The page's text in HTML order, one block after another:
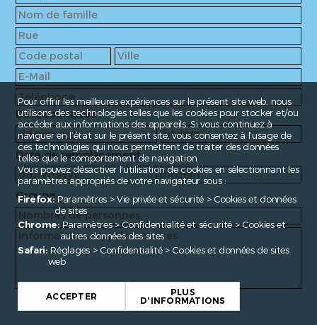
Date souhaitée
Date de remplacement
Groupe
Pour offrir les meilleures expériences sur le présent site web, nous
utilisons des technologies telles que les cookies pour stocker et/ou
accéder aux informations des appareils. Si vous continuez à
naviguer en l’état sur le présent site, vous consentez à l’usage de
ces technologies qui nous permettent de traiter des données
telles que le comportement de navigation.
Vous pouvez désactiver l'utilisation de cookies en sélectionnant les
paramètres appropriés de votre navigateur sous :
Firefox:Paramètres > Vie privée et sécurité > Cookies et données
de sites
Chrome:Paramètres > Confidentialité et sécurité > Cookies et
autres données des sites
Safari: Réglages > Confidentialité > Cookies et données de sites
web
ACCEPTER PLUS
D'INFORMATIONS